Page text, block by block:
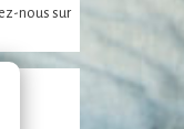
nous sur